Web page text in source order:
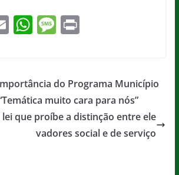
E
l
W
s
A
p
p
M
a
g
e
Pr
do Programa Município
muito cara para nós”
que proíbe a distinção entre ele
vadores social e de serviço